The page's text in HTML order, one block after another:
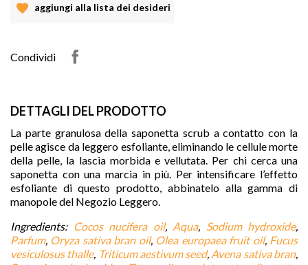
aggiungi alla lista dei desideri
Condividi
DETTAGLI DEL PRODOTTO
La parte granulosa della saponetta scrub a contatto con la
pelle agisce da leggero esfoliante, eliminando le cellule morte
della pelle, la lascia morbida e vellutata. Per chi cerca una
saponetta con una marcia in più. Per intensificare l’effetto
esfoliante di questo prodotto, abbinatelo alla gamma di
manopole del Negozio Leggero.
Ingredients: Cocos nucifera oil, Aqua, Sodium hydroxide
Parfum, Oryza sativa bran oil, Olea europaea fruit oil, Fucus
vesiculosus thalle, Triticum aestivum seed, Avena sativa bran